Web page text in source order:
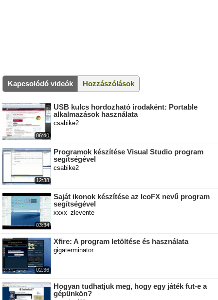
Kapcsolódó videók Hozzászólások
06:40
USB kulcs hordozható irodaként: Portable
alkalmazások használata
csabike2
12:38
Programok készítése Visual Studio program
segítségével
csabike2
03:34
Saját ikonok készítése az IcoFX nevű program
segítségével
xxxx_zlevente
02:36
Xfire: A program letöltése és használata
gigaterminator
Hogyan tudhatjuk meg, hogy egy játék fut-e a
gépünkön?